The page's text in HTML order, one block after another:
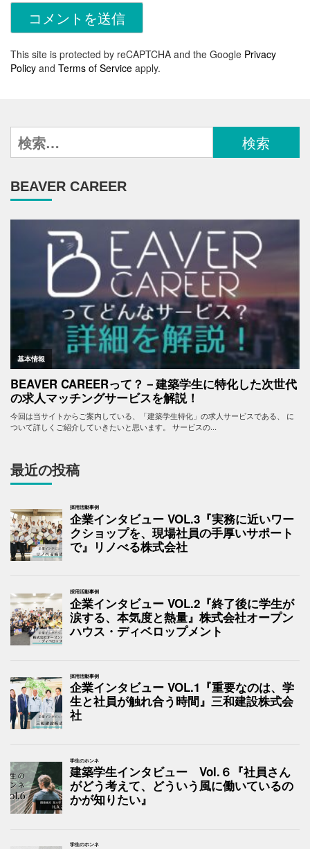
This site is protected by reCAPTCHA and the Google Privacy
Policy and Terms of Service apply.
索:
BEAVER CAREER
最近の投稿
採用活動事例
企業インタビュー VOL.3『実務に近いワー
クショップを、現場社員の手厚いサポート
で』リノべる株式会社
採用活動事例
企業インタビュー VOL.2『終了後に学生が
涙する、本気度と熱量』株式会社オープン
ハウス・ディベロップメント
採用活動事例
企業インタビュー VOL.1『重要なのは、学
生と社員が触れ合う時間』三和建設株式会
社
学生のホンネ
建築学生インタビュー Vol.６『社員さん
がどう考えて、どういう風に働いているの
かが知りたい』
学生のホンネ